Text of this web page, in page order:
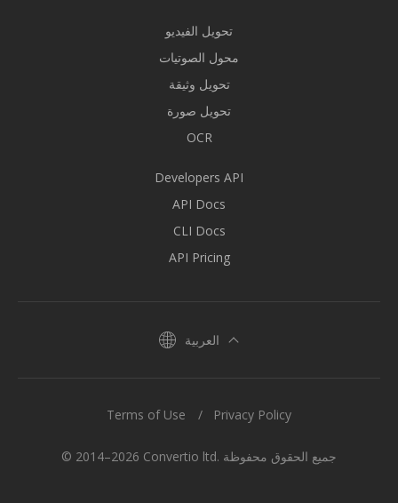
تحويل الفيديو
محول الصوتيات
تحويل وثيقة
تحويل صورة
OCR
Developers API
API Docs
CLI Docs
API Pricing
العربية
© 2014–2026 Convertio ltd. جميع الحقوق محفوظة
Terms of Use Privacy Policy